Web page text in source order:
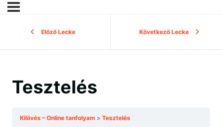
Előző Lecke Következő Lecke
Tesztelés
Kilövés – Online tanfolyam Tesztelés